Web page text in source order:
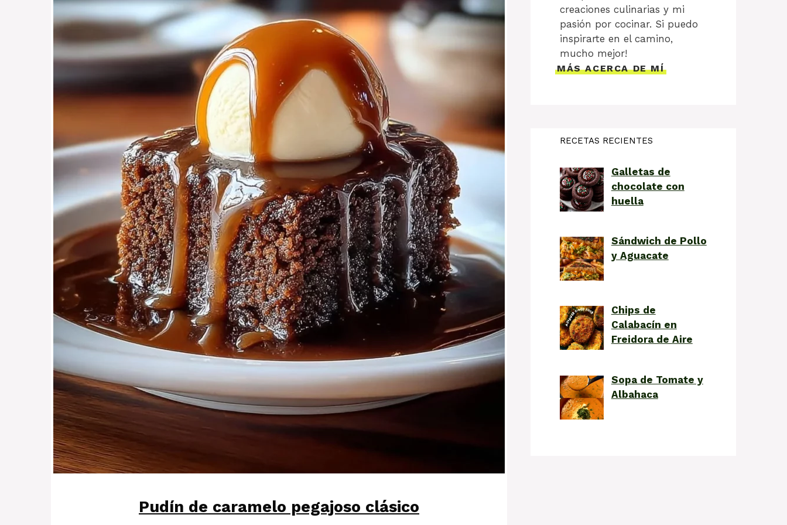
Pudín de caramelo pegajoso clásico
creaciones culinarias y mi
pasión por cocinar. Si puedo
inspirarte en el camino,
mucho mejor!
MÁS ACERCA DE MÍ
RECETAS RECIENTES
Galletas de
chocolate con
huella
Sándwich de Pollo
y Aguacate
Chips de
Calabacín en
Freidora de Aire
Sopa de Tomate y
Albahaca